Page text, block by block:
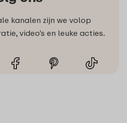
kanalen zijn we volop
video’s en leuke acties.